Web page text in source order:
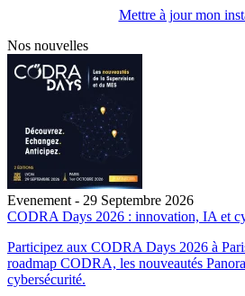
Mettre à jour mon
Nos nouvelles
Evenement - 29 Septembre 2026
CODRA Days 2026 : innovation, IA et
Participez aux CODRA Days 2026 à
roadmap CODRA, les nouveautés
cybersécurité.